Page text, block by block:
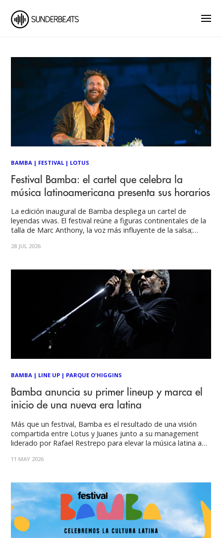
BAMBA | FESTIVAL | LOTUS
Festival Bamba: el cartel que celebra la
música latinoamericana presenta sus horarios
La edición inaugural de Bamba despliega un cartel de
leyendas vivas. El festival reúne a figuras continentales de la
talla de Marc Anthony, la voz más influyente de la salsa;
música latina; y Fito Paez, figura esencial del rock en
28 JUL 2026
BAMBA | LINE UP | PARQUE O'HIGGINS
Bamba anuncia su primer lineup y marca el
inicio de una nueva era latina
Más que un festival, Bamba es el resultado de una visión
compartida entre Lotus y Juanes junto a su management
liderado por Rafael Restrepo para elevar la música latina a
mundial con la hospitalidad que nos define, el festival se
11 MAY 2026